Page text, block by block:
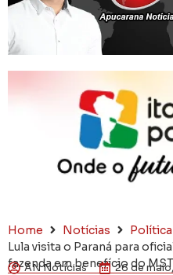
Home Notícias
Política
Lula visita o Paraná para
fazenda em benefício do MST
AN Notícias 26 de